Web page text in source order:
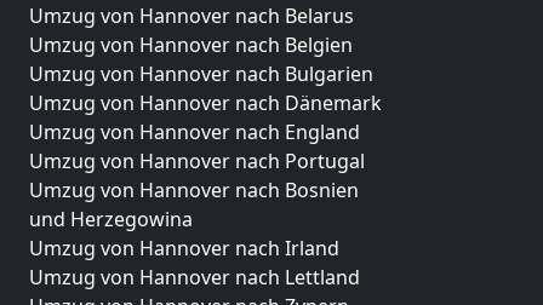
Umzug von Hannover nach Belarus
Umzug von Hannover nach Belgien
Umzug von Hannover nach Bulgarien
Umzug von Hannover nach Dänemark
Umzug von Hannover nach England
Umzug von Hannover nach Portugal
Umzug von Hannover nach Bosnien
und Herzegowina
Umzug von Hannover nach Irland
Umzug von Hannover nach Lettland